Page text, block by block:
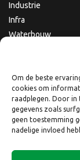
Om de beste
cookies om
raadplegen. Door in
gegevens zoals
geen toestemming
nadelige invloed
Industrie
Infra
Waterbouw